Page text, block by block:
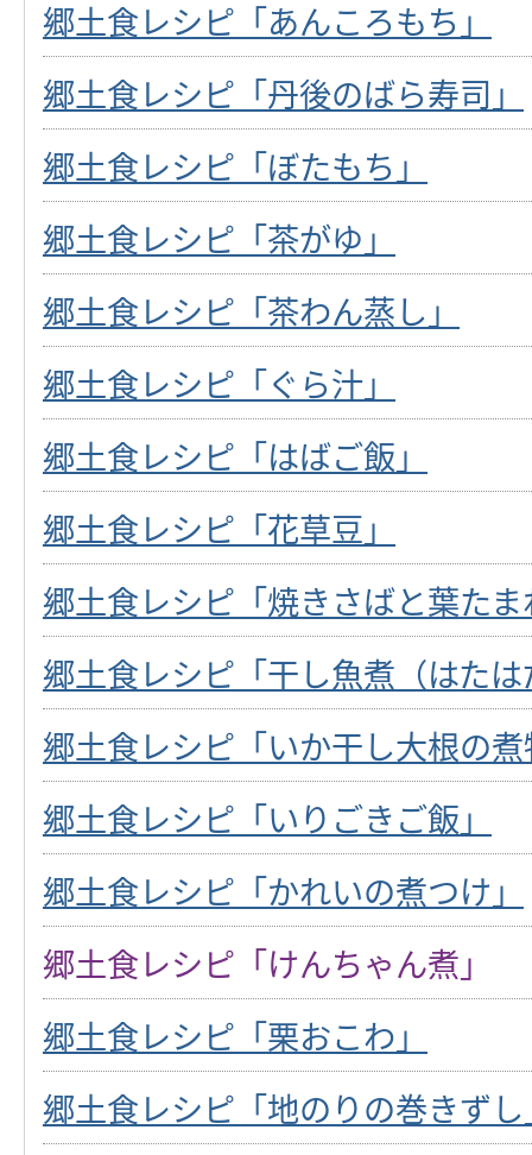
郷土食レシピ「あんころもち」
郷土食レシピ「丹後のばら寿司」
郷土食レシピ「ぼたもち」
郷土食レシピ「茶がゆ」
郷土食レシピ「茶わん蒸し」
郷土食レシピ「ぐら汁」
郷土食レシピ「はばご飯」
郷土食レシピ「花草豆」
郷土食レシピ「焼きさばと葉た
郷土食レシピ「干し魚煮（はた
郷土食レシピ「いか干し大根の
郷土食レシピ「いりごきご飯」
郷土食レシピ「かれいの煮つけ」
郷土食レシピ「けんちゃん煮」
郷土食レシピ「栗おこわ」
郷土食レシピ「地のりの巻きず